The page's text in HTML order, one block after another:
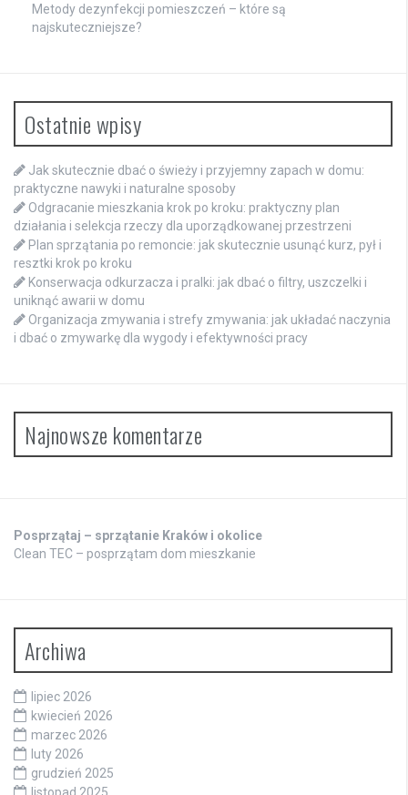
Metody dezynfekcji pomieszczeń – które są
najskuteczniejsze?
Ostatnie wpisy
Jak skutecznie dbać o świeży i przyjemny zapach w domu:
praktyczne nawyki i naturalne sposoby
Odgracanie mieszkania krok po kroku: praktyczny plan
działania i selekcja rzeczy dla uporządkowanej przestrzeni
Plan sprzątania po remoncie: jak skutecznie usunąć kurz, pył i
resztki krok po kroku
Konserwacja odkurzacza i pralki: jak dbać o filtry, uszczelki i
uniknąć awarii w domu
Organizacja zmywania i strefy zmywania: jak układać naczynia
i dbać o zmywarkę dla wygody i efektywności pracy
Najnowsze komentarze
Posprzątaj – sprzątanie Kraków i okolice
Clean TEC – posprzątam dom mieszkanie
Archiwa
lipiec 2026
kwiecień 2026
marzec 2026
luty 2026
grudzień 2025
listopad 2025